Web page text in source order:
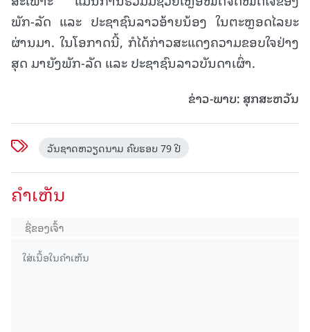
ພັກ-ລັດ ແລະ ປະຊາຊົນລາວອ້າຍນ້ອງ ໃນຕະຫຼອດໄລຍະ
ຜ່ານມາ. ໃນໂອກາດນີ້, ກໍໄດ້ກ່າວສະແດງຄວາມຂອບໃຈຢ່າງ
ສຸດ ມາຍັງພັກ-ລັດ ແລະ ປະຊາຊົນລາວບັນດາເຜົ່າ.
ຂ່າວ-ພາບ: ສຸກສະຫວັນ
ວັນຊາດຫວຽດນາມ ຄົບຮອບ 79 ປີ
ຄໍາເຫັນ